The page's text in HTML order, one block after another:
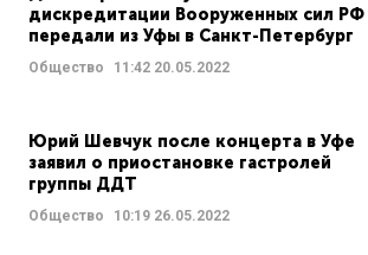
дискредитации Вооруженных сил РФ
передали из Уфы в Санкт-Петербург
Общество 11:42 20.05.2022
Юрий Шевчук после концерта в Уфе
заявил о приостановке гастролей
группы ДДТ
Общество 10:19 26.05.2022